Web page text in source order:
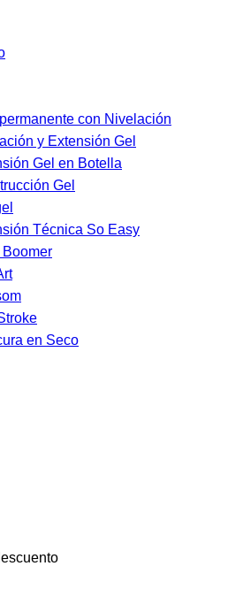
con Nivelación
y Extensión Gel
Gel en Botella
Gel
Técnica So Easy
en Seco